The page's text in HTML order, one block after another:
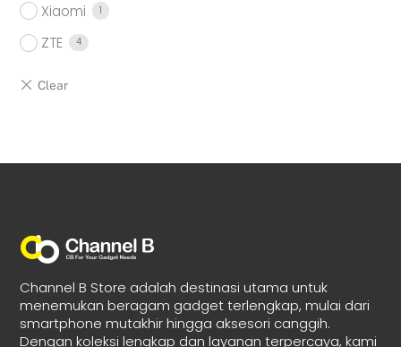
Xiaomi 1
ZTE 4
Channel B Store adalah destinasi utama untuk
menemukan beragam gadget terlengkap, mulai dari
smartphone mutakhir hingga aksesori canggih.
Dengan koleksi lengkap dan layanan terpercaya, kami